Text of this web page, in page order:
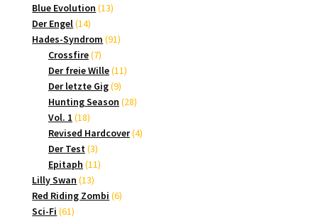
Produkte
Blue Evolution 1313
Der Engel 1414
Produkte
Hades-Syndrom 9191
Crossfire 77
Produkte
Der freie Wille 1111
Der letzte Gig 99
Produkte
Hunting Season 2828
Vol. 1 1818
Produkte
Revised Hardcover 44
Der Test 33
Produkte
Epitaph 1111
Lilly Swan 1313
Produkte
Red Riding Zombi 66
Sci-Fi 6161